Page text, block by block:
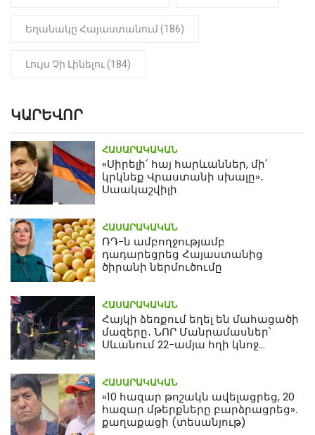
Եղանակը Հայաստանում (186)
Լույս Չի Լինելու (184)
ԿԱՐԵՎՈՐ
ՀԱՍԱՐԱԿԱԿԱՆ
«Սիրելի՛ հայ հարևաններ, մի՛
կրկնեք Վրաստանի սխալը»․
Սաակաշվիլի
ՀԱՍԱՐԱԿԱԿԱՆ
ՌԴ-ն ամբողջությամբ
դադարեցրեց Հայաստանից
ծիրանի ներմուծումը
ՀԱՍԱՐԱԿԱԿԱՆ
Հայկի ձեռքում եղել են մահացածի
մազերը․ ՆՈՐ Մանրամասներ՝
Սևանում 22-ամյա հղի կնոջ
ՀԱՍԱՐԱԿԱԿԱՆ
«10 հազար թոշակն ավելացրեց, 20
հազար մթերքները բարձրացրեց».
քաղաքացի (տեսանյութ)